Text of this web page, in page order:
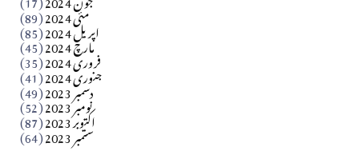
مئی 2024 (89) اپریل 2024 (85) مارچ 2024 (45) فروری 2024 (35) جنوری 2024 (41) دسمبر 2023 (49) نومبر 2023 (52) اکتوبر 2023 (87) ستمبر 2023 (64)